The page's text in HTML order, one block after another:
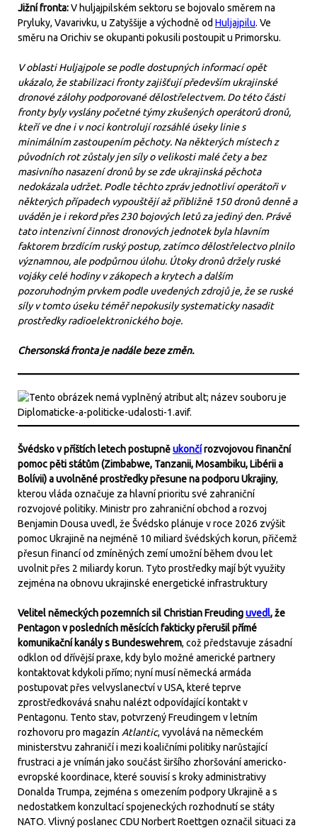
Jižní fronta:V huljajpilském sektoru se bojovalo směrem na
Pryluky, Vavarivku, u Zatyššije a východně od Huljajpilu. Ve
směru na Orichiv se okupanti pokusili postoupit u Primorsku.
V oblasti Huljajpole se podle dostupných informací opět
ukázalo, že stabilizaci fronty zajišťují především ukrajinské
dronové zálohy podporované dělostřelectvem. Do této části
fronty byly vyslány početné týmy zkušených operátorů dronů,
kteří ve dne i v noci kontrolují rozsáhlé úseky linie s
minimálním zastoupením pěchoty. Na některých místech z
původních rot zůstaly jen síly o velikosti malé čety a bez
masivního nasazení dronů by se zde ukrajinská pěchota
nedokázala udržet. Podle těchto zpráv jednotliví operátoři v
některých případech vypouštějí až přibližně 150 dronů denně a
uváděn je i rekord přes 230 bojových letů za jediný den. Právě
tato intenzivní činnost dronových jednotek byla hlavním
faktorem brzdícím ruský postup, zatímco dělostřelectvo plnilo
významnou, ale podpůrnou úlohu. Útoky dronů držely ruské
vojáky celé hodiny v zákopech a krytech a dalším
pozoruhodným prvkem podle uvedených zdrojů je, že se ruské
síly v tomto úseku téměř nepokusily systematicky nasadit
prostředky radioelektronického boje.
Chersonská fronta je nadále beze změn.
Švédsko v příštích letech postupněukončírozvojovou finanční
pomoc pěti státům (Zimbabwe, Tanzanii, Mosambiku, Libérii a
Bolívii) a uvolněné prostředky přesune na podporu Ukrajiny,
kterou vláda označuje za hlavní prioritu své zahraniční
rozvojové politiky. Ministr pro zahraniční obchod a rozvoj
Benjamin Dousa uvedl, že Švédsko plánuje v roce 2026 zvýšit
pomoc Ukrajině na nejméně 10 miliard švédských korun, přičemž
přesun financí od zmíněných zemí umožní během dvou let
uvolnit přes 2 miliardy korun. Tyto prostředky mají být využity
zejména na obnovu ukrajinské energetické infrastruktury
Velitel německých pozemních sil Christian Freudinguvedl, že
Pentagon v posledních měsících fakticky přerušil přímé
komunikační kanály s Bundeswehrem, což představuje zásadní
odklon od dřívější praxe, kdy bylo možné americké partnery
kontaktovat kdykoli přímo; nyní musí německá armáda
postupovat přes velvyslanectví v USA, které teprve
zprostředkovává snahu nalézt odpovídající kontakt v
Pentagonu. Tento stav, potvrzený Freudingem v letním
rozhovoru pro magazín Atlantic, vyvolává na německém
ministerstvu zahraničí i mezi koaličními politiky narůstající
frustraci a je vnímán jako součást širšího zhoršování americko-
evropské koordinace, které souvisí s kroky administrativy
Donalda Trumpa, zejména s omezením podpory Ukrajině a s
nedostatkem konzultací spojeneckých rozhodnutí se státy
NATO. Vlivný poslanec CDU Norbert Roettgen označil situaci za